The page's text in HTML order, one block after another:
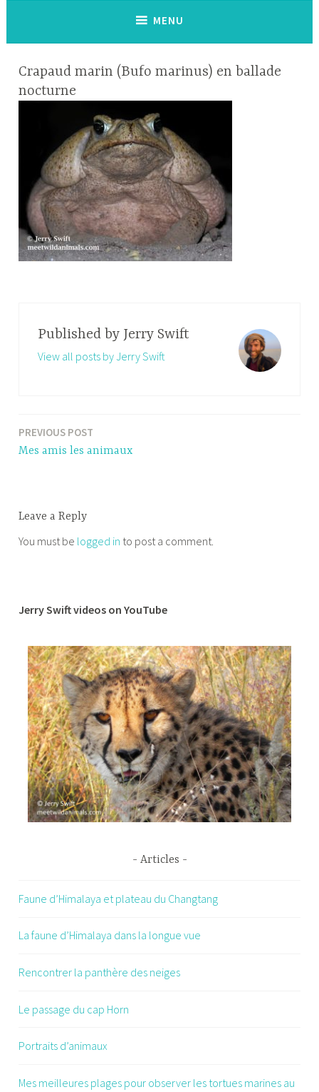
MENU
Crapaud marin (Bufo marinus) en ballade
nocturne
Published by Jerry Swift
View all posts by Jerry Swift
Post
PREVIOUS POST
Mes amis les animaux
Leave a Reply
You must be logged in to post a comment.
Jerry Swift videos on YouTube
Articles
Faune d’Himalaya et plateau du Changtang
La faune d’Himalaya dans la longue vue
Rencontrer la panthère des neiges
Le passage du cap Horn
Portraits d’animaux
Mes meilleures plages pour observer les tortues marines au